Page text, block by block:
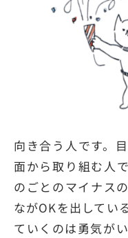
向き合う人です。
面から取り組む人
のごとのマイナス
ながOKを出してい
ていくのは勇気が